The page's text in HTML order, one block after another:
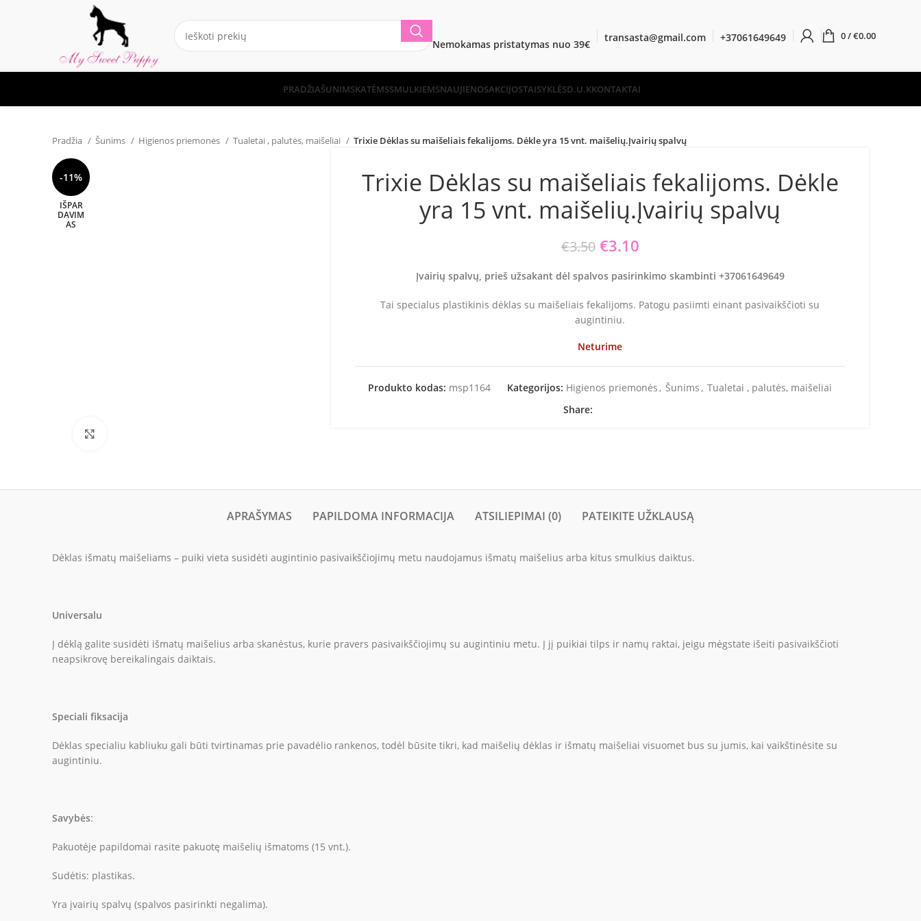
Nemokamas pristatymas nuo 39€
transasta@gmail.com +37061649649 0/€0.00
PRADŽIAŠUNIMSKATĖMSSMULKIEMSNAUJIENOSAKCIJOSTAISYKLĖSD.U.KKONTAKTAI
Pradžia Šunims Higienos priemonės Tualetai , palutės, maišeliai Trixie Dėklas su maišeliais fekalijoms. Dėkle yra 15 vnt. maišelių.Įvairių spalvų
-11%
IŠPAR
DAVIM
AS
Trixie Dėklas su maišeliais fekalijoms. Dėkle
yra 15 vnt. maišelių.Įvairių spalvų
€3.50 Original price was: €3.50.
€3.10
Įvairių spalvų, prieš užsakant dėl spalvos pasirinkimo skambinti +37061649649
Tai specialus plastikinis dėklas su maišeliais fekalijoms. Patogu pasiimti einant pasivaikščioti su
augintiniu.
Neturime
Produkto kodas: msp1164 Kategorijos: Higienos priemonės , Šunims , Tualetai , palutės, maišeliai
Share:
APRAŠYMAS PAPILDOMA INFORMACIJA ATSILIEPIMAI (0) PATEIKITE UŽKLAUSĄ
Dėklas išmatų maišeliams – puiki vieta susidėti augintinio pasivaikščiojimų metu naudojamus išmatų maišelius arba kitus smulkius daiktus.
Universalu
Į dėklą galite susidėti išmatų maišelius arba skanėstus, kurie pravers pasivaikščiojimų su augintiniu metu. Į jį puikiai tilps ir namų raktai, jeigu mėgstate išeiti pasivaikščioti
neapsikrovę bereikalingais daiktais.
Speciali fiksacija
Dėklas specialiu kabliuku gali būti tvirtinamas prie pavadėlio rankenos, todėl būsite tikri, kad maišelių dėklas ir išmatų maišeliai visuomet bus su jumis, kai vaikštinėsite su
augintiniu.
Savybės:
Pakuotėje papildomai rasite pakuotę maišelių išmatoms (15 vnt.).
Sudėtis: plastikas.
Yra įvairių spalvų (spalvos pasirinkti negalima).